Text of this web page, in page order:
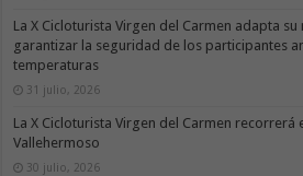
La X Cicloturista Virgen del Carmen adapta
garantizar la seguridad de los participantes
temperaturas
31 julio, 2026
La X Cicloturista Virgen del Carmen recorrerá
Vallehermoso
30 julio, 2026